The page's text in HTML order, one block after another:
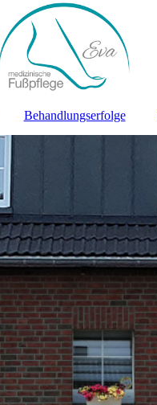
Behandlungserfolge